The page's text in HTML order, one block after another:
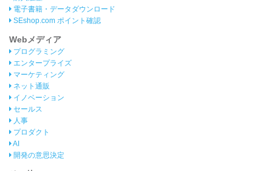
電子書籍・データダウンロード
SEshop.com ポイント確認
Webメディア
プログラミング
エンタープライズ
マーケティング
ネット通販
イノベーション
セールス
人事
プロダクト
AI
開発の意思決定